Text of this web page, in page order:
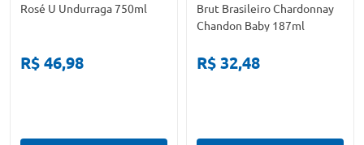
Rosé U Undurraga 750ml
R$ 46,98
Brut Brasileiro Chardonnay
Chandon Baby 187ml
R$ 32,48